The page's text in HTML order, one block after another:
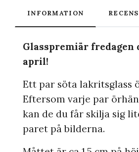
INFORMATION
Glasspremiär fredagen
april!
Ett par söta lakritsglass
Eftersom varje par
kan de du får skilja sig
paret på bilderna.